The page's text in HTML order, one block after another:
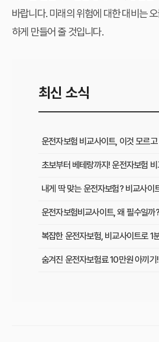
바랍니다. 미래의 위험에 대한 대비는
하게 만들어 줄 것입니다.
최신 소식